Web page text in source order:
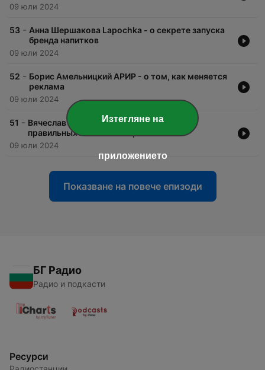
09 юли 2024
53 - Анна Шершакова Lapochka - о секрете запуска
бренда напитков
09 юли 2024
52 - Борис Амельницкий АРИР - о том, как меняется
реклама
09 юли 2024
51 - Вячеслав Ивлев Артикул Продакшн - о
правильных мобильных приложениях
09 юли 2024
Показване на повече епизоди
БГ Радио
Радио и подкасти
Ресурси
Изтегляне на
приложението